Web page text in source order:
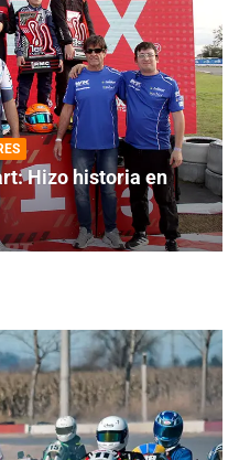
Hizo historia en